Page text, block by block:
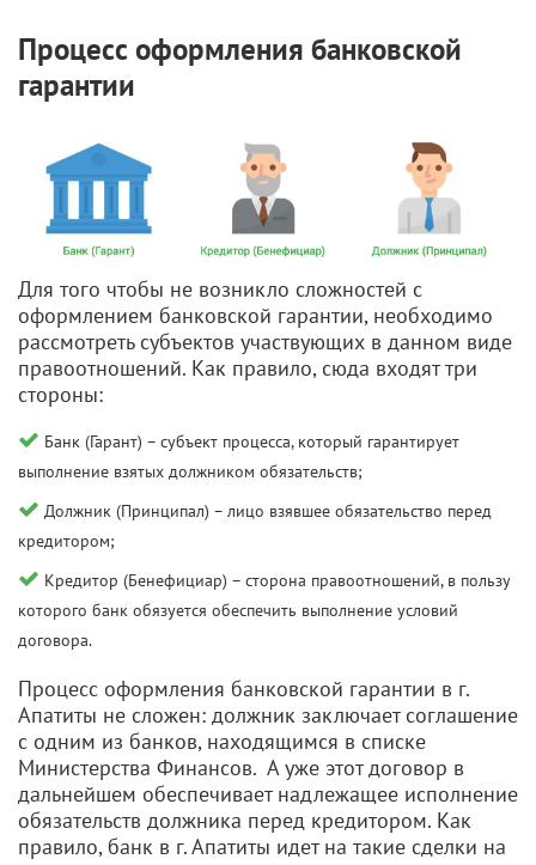
Процесс оформления банковской
гарантии
Для того чтобы не возникло сложностей с
оформлением банковской гарантии, необходимо
рассмотреть субъектов участвующих в данном виде
правоотношений. Как правило, сюда входят три
стороны:
Банк (Гарант) – субъект процесса, который гарантирует
выполнение взятых должником обязательств;
Должник (Принципал) – лицо взявшее обязательство перед
кредитором;
Кредитор (Бенефициар) – сторона правоотношений, в пользу
которого банк обязуется обеспечить выполнение условий
договора.
Процесс оформления банковской гарантии в г.
Апатиты не сложен: должник заключает соглашение
с одним из банков, находящимся в списке
Министерства Финансов. А уже этот договор в
дальнейшем обеспечивает надлежащее исполнение
обязательств должника перед кредитором. Как
правило, банк в г. Апатиты идет на такие сделки на